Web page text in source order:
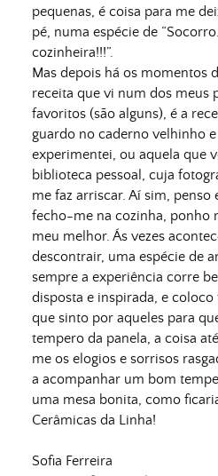
pequenas, é coisa para me
pé, numa espécie de
cozinheira!!!”.
Mas depois há os momentos
receita que vi num dos meus
favoritos (são alguns), é a
guardo no caderno velhinho
experimentei, ou aquela que
biblioteca pessoal, cuja
me faz arriscar. Aí sim,
fecho-me na cozinha, ponho
meu melhor. Ás vezes
descontrair, uma espécie de
sempre a experiência corre
disposta e inspirada, e
que sinto por aqueles para
tempero da panela, a coisa
me os elogios e sorrisos
a acompanhar um bom
uma mesa bonita, como
Cerâmicas da Linha!
Sofia Ferreira